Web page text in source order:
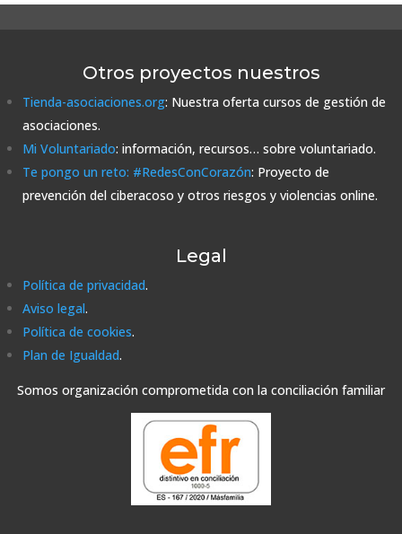
Otros proyectos nuestros
Tienda-asociaciones.org: Nuestra oferta cursos de gestión de
asociaciones.
Mi Voluntariado: información, recursos… sobre voluntariado.
Te pongo un reto: #RedesConCorazón: Proyecto de
prevención del ciberacoso y otros riesgos y violencias online.
Legal
Política de privacidad.
Aviso legal.
Política de cookies.
Plan de Igualdad.
Somos organización comprometida con la conciliación familiar